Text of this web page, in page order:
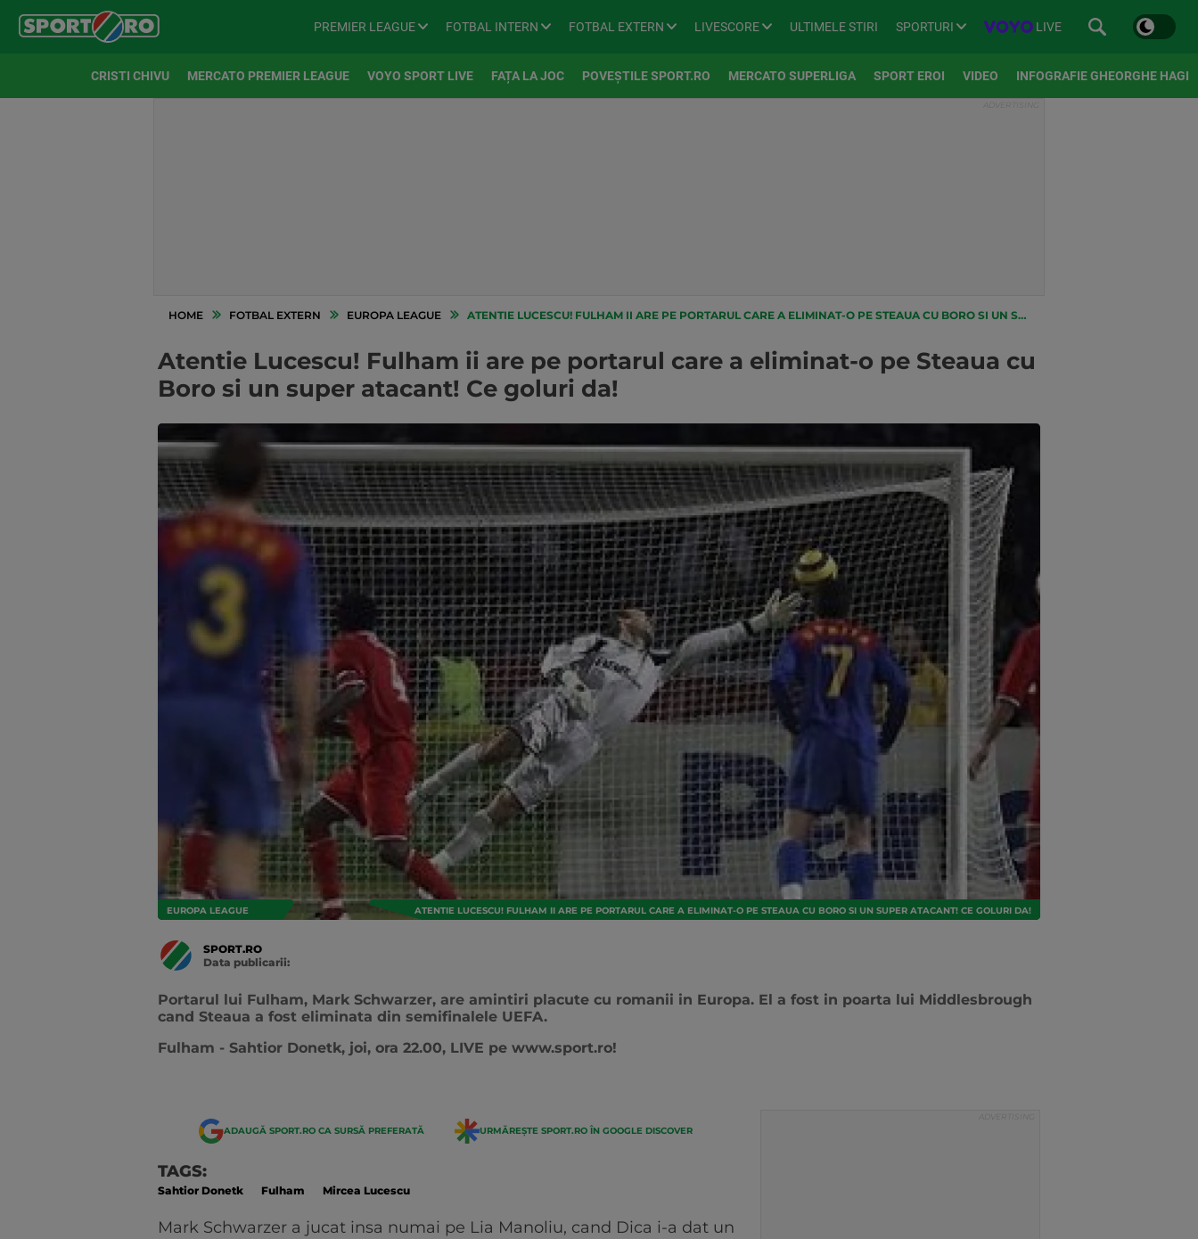
PREMIER LEAGUE FOTBAL INTERN FOTBAL EXTERN LIVESCORE ULTIMELE STIRI SPORTURI LIVE
CRISTI CHIVU MERCATO PREMIER LEAGUE VOYO SPORT LIVE FAȚA LA JOC POVEȘTILE SPORT.RO MERCATO SUPERLIGA SPORT EROI VIDEO INFOGRAFIE GHEORGHE HAGI
HOME FOTBAL EXTERN EUROPA LEAGUE ATENTIE LUCESCU! FULHAM II ARE PE PORTARUL CARE A ELIMINAT-O PE STEAUA CU BORO SI UN SUPER ATACANT! CE GOLURI DA!
Atentie Lucescu! Fulham ii are pe portarul care a eliminat-o pe Steaua cu
Boro si un super atacant! Ce goluri da!
EUROPA LEAGUE ATENTIE LUCESCU! FULHAM II ARE PE PORTARUL CARE A ELIMINAT-O PE STEAUA CU BORO SI UN SUPER ATACANT! CE GOLURI DA!
SPORT.RO
Data publicarii:
Portarul lui Fulham, Mark Schwarzer, are amintiri placute cu romanii in Europa. El a fost in poarta lui Middlesbrough
cand Steaua a fost eliminata din semifinalele UEFA.
Fulham - Sahtior Donetk, joi, ora 22.00, LIVE pe www.sport.ro!
ADAUGĂ SPORT.RO CA SURSĂ PREFERATĂ URMĂREȘTE SPORT.RO ÎN GOOGLE DISCOVER
TAGS:
Sahtior Donetk Fulham Mircea Lucescu
Mark Schwarzer a jucat insa numai pe Lia Manoliu, cand Dica i-a dat un